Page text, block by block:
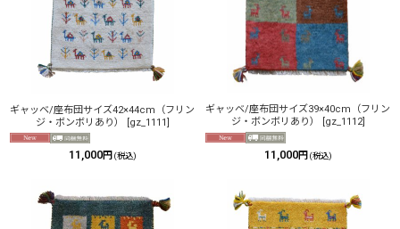
ギャッベ/座布団サイズ42×44cm（フリン
ジ・ボンボリあり）
[gz_1111]
11,000円 (税込)
ギャッベ/座布団サイズ39×40cm（フリン
ジ・ボンボリあり）
gz_1112]
11,000円 (税込)